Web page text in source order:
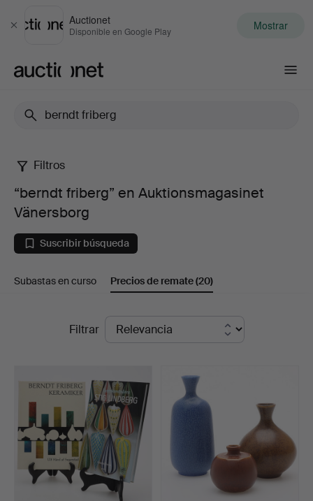
Cerrar
Auctionet
Disponible en Google Play Mostrar
“berndt
friberg”
en
Auktionsmagasinet
Filtros
“berndt friberg” en Auktionsmagasinet
Vänersborg
Suscribir búsqueda
Subastas en curso Precios de remate(20)
Filtrar